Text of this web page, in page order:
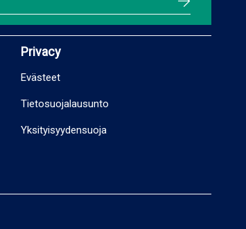
Privacy
Evästeet
Tietosuojalausunto
Yksityisyydensuoja